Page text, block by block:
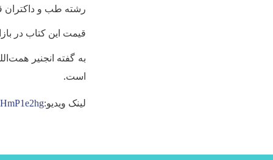
رشته طب و داکتران
قیمت این کتاب در بازار تا 200دالر
به گفته انجنیر
است.
لینک ویدیو: